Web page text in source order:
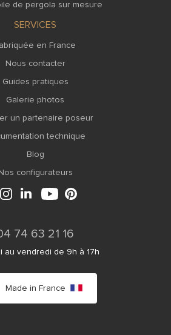
de pergola sur mesure
SERVICES
en France
Nous contacter
Guides pratiques
Galerie photos
un partenaire poseur
technique
Blog
Nos configurateurs
74 63 21 16
au vendredi de 9h à 17h
Made in France